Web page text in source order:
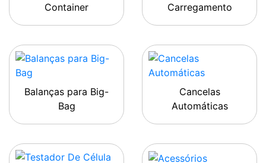
Container
Carregamento
Balanças para Big-
Bag
Cancelas
Automáticas